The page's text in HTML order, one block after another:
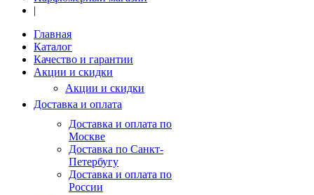
|
Главная
Каталог
Качество и гарантии
Акции и скидки
Акции и скидки
Доставка и оплата
Доставка и оплата по
Москве
Доставка по Санкт-
Петербугу
Доставка и оплата по
России